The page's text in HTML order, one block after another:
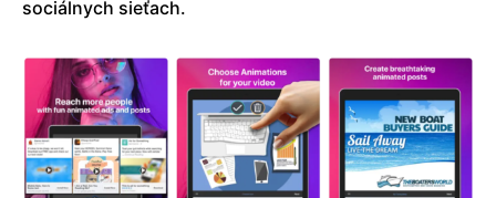
sociálnych sieťach.